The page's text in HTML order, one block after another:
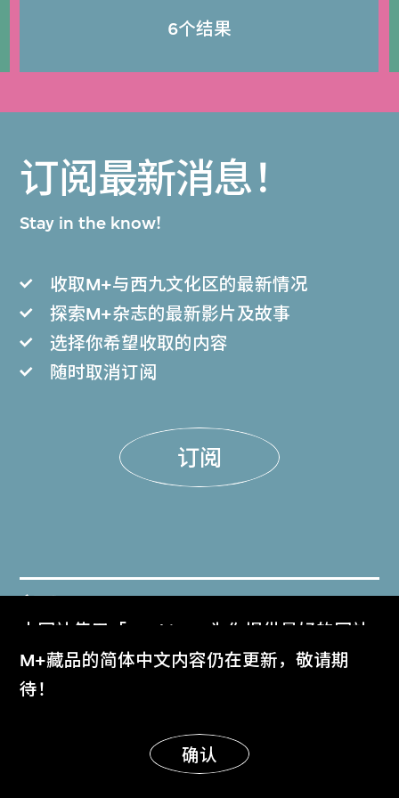
本网站使用「Cookies」为你提供最好的网站
体验。
了解更多
明白
M+藏品的简体中文内容仍在更新，敬请期
待！
确认
6个结果
订阅最新消息！
Stay in the know!
收取M+与西九文化区的最新情况
探索M+杂志的最新影片及故事
选择你希望收取的内容
随时取消订阅
订阅
门票
Get Tickets